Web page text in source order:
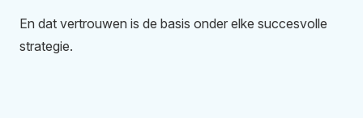
En dat vertrouwen is de basis onder elke succesvolle
strategie.